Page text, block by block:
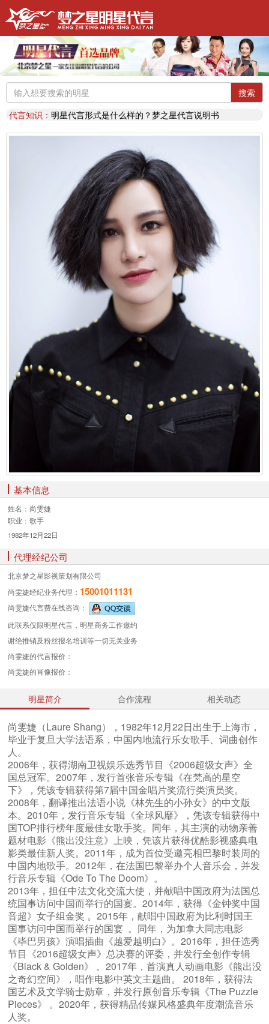
搜索
明星代言：找明星代言基本流程包括哪些?明星代言的工作流程
推荐阅读：2026年明星肖像代言费【8月实时更新】报价表
推荐阅读：2026年如何找明星代言,如何请明星代言,怎么选择明星代言,签约流程
明星代言：2026年诚招各地广告公司，策划公司合作代理明星资源
推荐阅读：找明星代言哪个渠道最好？费用多少？
代言知识： 明星代言形式是什么样的？梦之星代言说明书
代言知识：明星代言资源对比|北京梦之星影视策划有限公司
找明星代言基本流程包括哪些?明星代言的工作流程
2026年明星肖像代言费【8月实时更新】报价表
基本信息
姓名： 尚雯婕
职业： 歌手
1982年12月22日
代理经纪公司
北京梦之星影视策划有限公司
尚雯婕经纪业务代理： 15001011131
尚雯婕代言费在线咨询：
此联系仅限明星代言，明星商务工作邀约
谢绝推销及粉丝报名培训等一切无关业务
尚雯婕的代言报价：
尚雯婕的肖像报价：
明星简介 合作流程 相关动态
尚雯婕（Laure Shang），1982年12月22日出生于上海市，
毕业于复旦大学法语系，中国内地流行乐女歌手、词曲创作
人。
2006年，获得湖南卫视娱乐选秀节目《2006超级女声》全
国总冠军。2007年，发行首张音乐专辑《在梵高的星空
下》，凭该专辑获得第7届中国金唱片奖流行类演员奖。
2008年，翻译推出法语小说《林先生的小孙女》的中文版
本。2010年，发行音乐专辑《全球风靡》，凭该专辑获得中
国TOP排行榜年度最佳女歌手奖。同年，其主演的动物亲善
题材电影《熊出没注意》上映，凭该片获得优酷影视盛典电
影类最佳新人奖。2011年，成为首位受邀亮相巴黎时装周的
中国内地歌手。2012年，在法国巴黎举办个人音乐会，并发
行音乐专辑《Ode To The Doom》。
2013年，担任中法文化交流大使，并献唱中国政府为法国总
统国事访问中国而举行的国宴。2014年，获得《金钟奖中国
音超》女子组金奖 。2015年，献唱中国政府为比利时国王
国事访问中国而举行的国宴 。同年，为加拿大同志电影
《毕巴男孩》演唱插曲《越爱越明白》。2016年，担任选秀
节目《2016超级女声》总决赛的评委，并发行全创作专辑
《Black & Golden》 。2017年，首演真人动画电影《熊出没
之奇幻空间》，唱作电影中英文主题曲。 2018年，获得法
国艺术及文学骑士勋章，并发行原创音乐专辑《The Puzzle
Pieces》 。2020年，获得精品传媒风格盛典年度潮流音乐
人奖。